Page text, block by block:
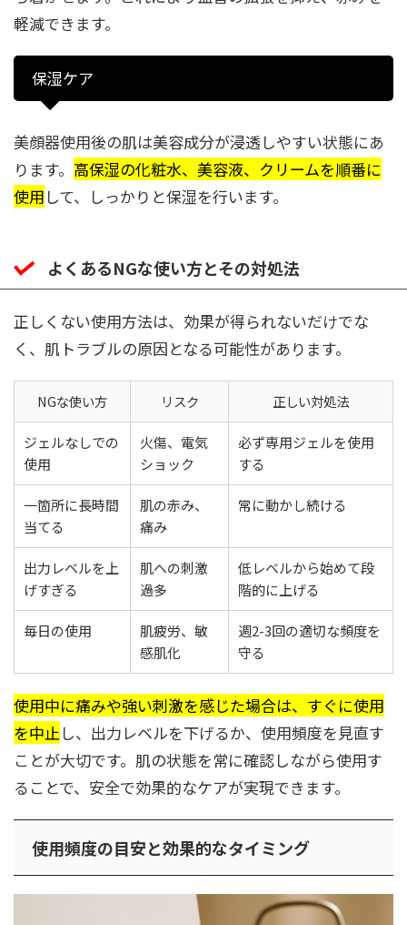
軽減できます。
保湿ケア
美顔器使用後の肌は美容成分が浸透しやすい状態にあ
ります。 高保湿の化粧水、美容液、クリームを順番に
使用 して、しっかりと保湿を行います。
よくあるNGな使い方とその対処法
正しくない使用方法は、効果が得られないだけでな
く、肌トラブルの原因となる可能性があります。
NGな使い方 リスク 正しい対処法
ジェルなしでの
使用
火傷、電気
ショック
必ず専用ジェルを使用
する
一箇所に長時間
当てる
肌の赤み、
痛み
常に動かし続ける
出力レベルを上
げすぎる
肌への刺激
過多
低レベルから始めて段
階的に上げる
毎日の使用
肌疲労、敏
感肌化
週2-3回の適切な頻度を
守る
使用中に痛みや強い刺激を感じた場合は、すぐに使用
を中止 し、出力レベルを下げるか、使用頻度を見直す
ことが大切です。肌の状態を常に確認しながら使用す
ることで、安全で効果的なケアが実現できます。
使用頻度の目安と効果的なタイミング